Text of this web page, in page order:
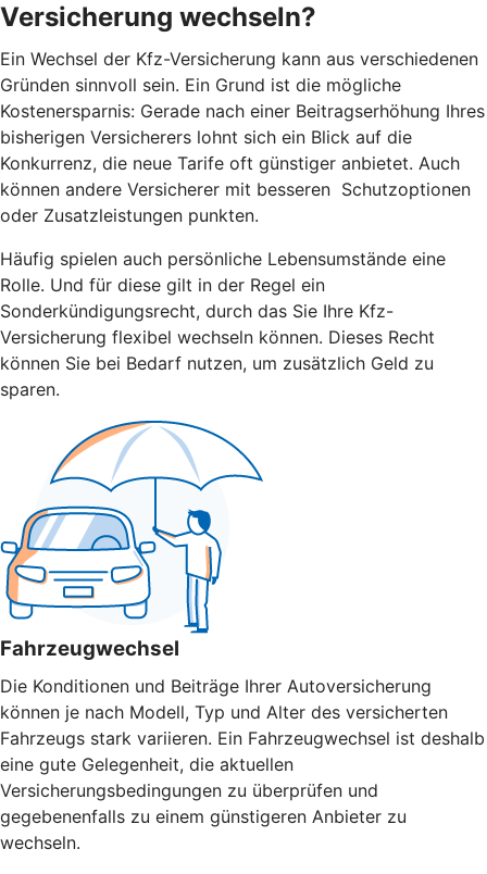
Versicherung wechseln?
Ein Wechsel der Kfz-Versicherung kann aus verschiedenen
Gründen sinnvoll sein. Ein Grund ist die mögliche
Kostenersparnis: Gerade nach einer Beitragserhöhung Ihres
bisherigen Versicherers lohnt sich ein Blick auf die
Konkurrenz, die neue Tarife oft günstiger anbietet. Auch
können andere Versicherer mit besseren Schutzoptionen
oder Zusatzleistungen punkten.
Häufig spielen auch persönliche Lebensumstände eine
Rolle. Und für diese gilt in der Regel ein
Sonderkündigungsrecht, durch das Sie Ihre Kfz-
Versicherung flexibel wechseln können. Dieses Recht
können Sie bei Bedarf nutzen, um zusätzlich Geld zu
sparen.
Fahrzeugwechsel
Die Konditionen und Beiträge Ihrer Autoversicherung
können je nach Modell, Typ und Alter des versicherten
Fahrzeugs stark variieren. Ein Fahrzeugwechsel ist deshalb
eine gute Gelegenheit, die aktuellen
Versicherungsbedingungen zu überprüfen und
gegebenenfalls zu einem günstigeren Anbieter zu
wechseln.